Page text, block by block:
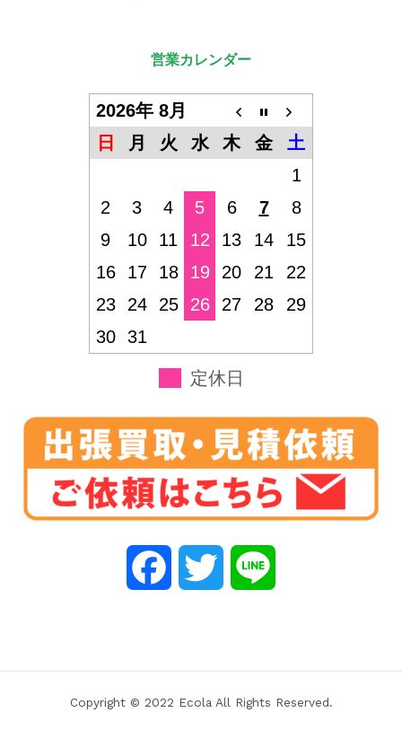
営業カレンダー
2026年 8月
日
月 火 水 木 金
土
1
2
3 4 5 6 7
8
9
10 11 12 13 14
15
16
17 18 19 20 21
22
23
24 25 26 27 28
29
30
31
定休日
e t e
Copyright © 2022 Ecola All Rights Reserved.